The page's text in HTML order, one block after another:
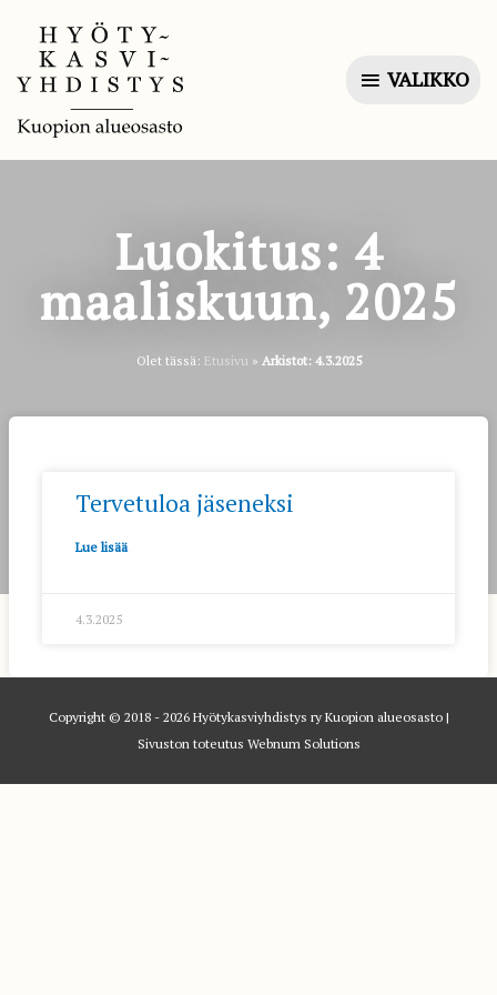
VALIKKO
Luokitus: 4
maaliskuun, 2025
Olet tässä: Etusivu » Arkistot: 4.3.2025
Tervetuloa jäseneksi
Lue lisää
4.3.2025
Copyright © 2018 - 2026 Hyötykasviyhdistys ry Kuopion alueosasto|
Sivuston toteutus Webnum Solutions